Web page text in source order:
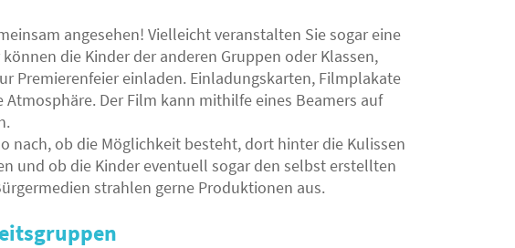
angesehen! Vielleicht veranstalten Sie sogar eine
die Kinder der anderen Gruppen oder Klassen,
Premierenfeier einladen. Einladungskarten, Filmplakate
Der Film kann mithilfe eines Beamers auf
nach, ob die Möglichkeit besteht, dort hinter die Kulissen
und ob die Kinder eventuell sogar den selbst erstellten
strahlen gerne Produktionen aus.